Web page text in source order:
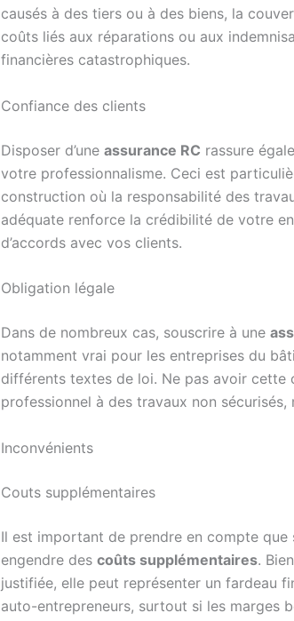
causés à des tiers ou à des biens, la
coûts liés aux réparations ou aux
financières catastrophiques.
Confiance des clients
Disposer d’une assurance RC rassure
votre professionnalisme. Ceci est
construction où la responsabilité des
adéquate renforce la crédibilité de votre
d’accords avec vos clients.
Obligation légale
Dans de nombreux cas, souscrire à une
notamment vrai pour les entreprises du
différents textes de loi. Ne pas avoir cette
professionnel à des travaux non
Inconvénients
Couts supplémentaires
Il est important de prendre en compte que
engendre des coûts supplémentaires.
justifiée, elle peut représenter un fardeau
auto-entrepreneurs, surtout si les marges